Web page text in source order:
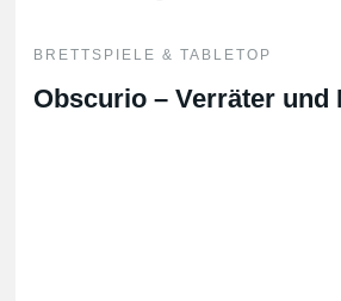
BRETTSPIELE & TABLETOP
Obscurio – Verräter und